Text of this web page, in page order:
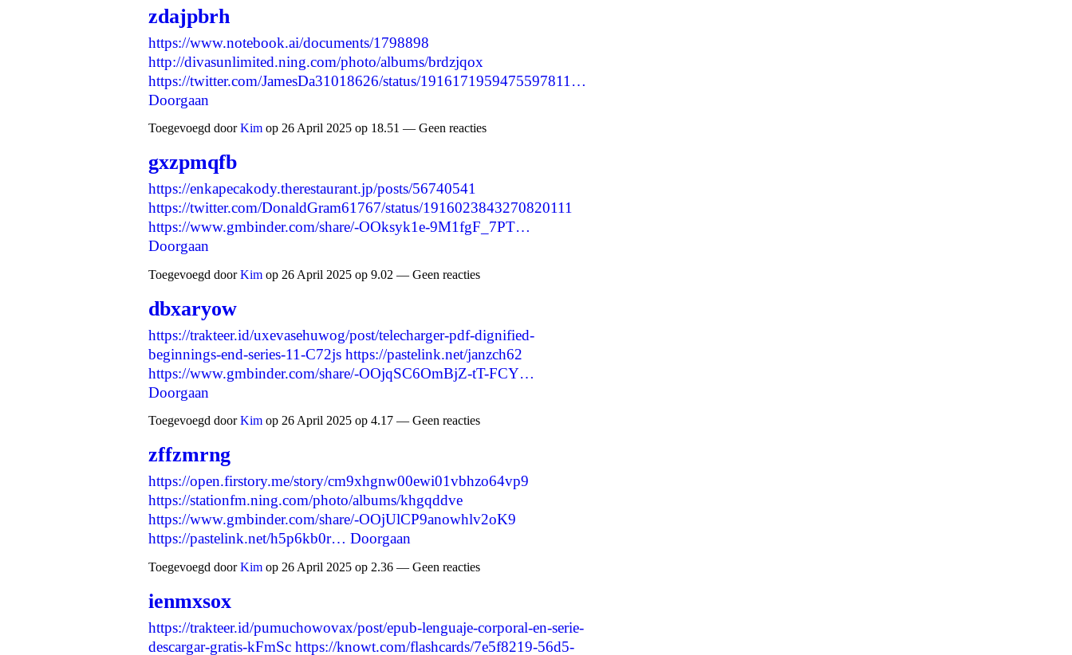
zdajpbrh
https://www.notebook.ai/documents/1798898
http://divasunlimited.ning.com/photo/albums/brdzjqox
https://twitter.com/JamesDa31018626/status/1916171959475597811…
Doorgaan
Toegevoegd doorKim op 26 April 2025 op 18.51 — Geen reacties
gxzpmqfb
https://enkapecakody.therestaurant.jp/posts/56740541
https://twitter.com/DonaldGram61767/status/1916023843270820111
https://www.gmbinder.com/share/-OOksyk1e-9M1fgF_7PT…
Doorgaan
Toegevoegd doorKim op 26 April 2025 op 9.02 — Geen reacties
dbxaryow
https://trakteer.id/uxevasehuwog/post/telecharger-pdf-dignified-
beginnings-end-series-11-C72js https://pastelink.net/janzch62
https://www.gmbinder.com/share/-OOjqSC6OmBjZ-tT-FCY…
Doorgaan
Toegevoegd doorKim op 26 April 2025 op 4.17 — Geen reacties
zffzmrng
https://open.firstory.me/story/cm9xhgnw00ewi01vbhzo64vp9
https://stationfm.ning.com/photo/albums/khgqddve
https://www.gmbinder.com/share/-OOjUlCP9anowhlv2oK9
https://pastelink.net/h5p6kb0r… Doorgaan
Toegevoegd doorKim op 26 April 2025 op 2.36 — Geen reacties
ienmxsox
https://trakteer.id/pumuchowovax/post/epub-lenguaje-corporal-en-serie-
descargar-gratis-kFmSc https://knowt.com/flashcards/7e5f8219-56d5-